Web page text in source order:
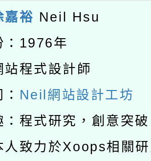
招考甄選結果公
學年度第2次
甄選結果公告(
住民族委員會
原住民族歲時祭
年暑期犯罪預防
本府115年70歲以
健康講座「吃得安
鼓勵退休同仁踴
選結果公告(無人
運動共學行動站研
辦理115年度閱讀
嘉裕 Neil Hsu
：1976年
站程式設計師
Neil網站設計工坊
：程式研究，創意突
人致力於Xoops相關